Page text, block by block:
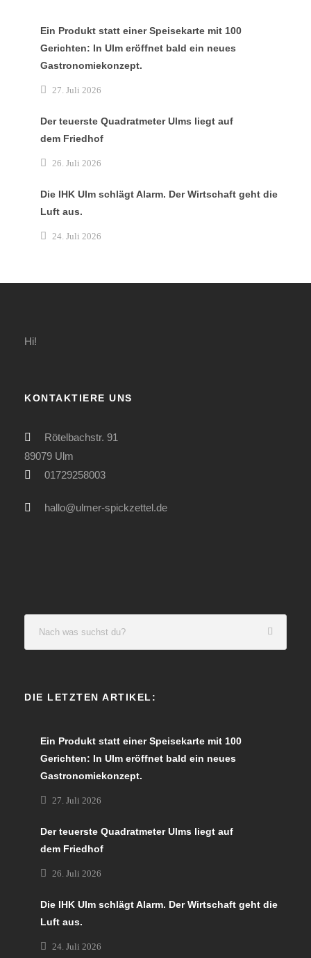
Ein Produkt statt einer Speisekarte mit 100
Gerichten: In Ulm eröffnet bald ein neues
Gastronomiekonzept.
27. Juli 2026
Der teuerste Quadratmeter Ulms liegt auf
dem Friedhof
26. Juli 2026
Die IHK Ulm schlägt Alarm. Der Wirtschaft geht die
Luft aus.
24. Juli 2026
Hi!
KONTAKTIERE UNS
Rötelbachstr. 91
89079 Ulm
01729258003
hallo@ulmer-spickzettel.de
DIE LETZTEN ARTIKEL:
Ein Produkt statt einer Speisekarte mit 100
Gerichten: In Ulm eröffnet bald ein neues
Gastronomiekonzept.
27. Juli 2026
Der teuerste Quadratmeter Ulms liegt auf
dem Friedhof
26. Juli 2026
Die IHK Ulm schlägt Alarm. Der Wirtschaft geht die
Luft aus.
24. Juli 2026